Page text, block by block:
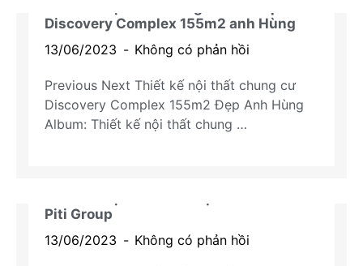
Discovery Complex 155m2 anh Hùng
13/06/2023
Không có phản hồi
Previous Next Thiết kế nội thất chung cư
Discovery Complex 155m2 Đẹp Anh Hùng
Album: Thiết kế nội thất chung …
Piti Group
13/06/2023
Không có phản hồi